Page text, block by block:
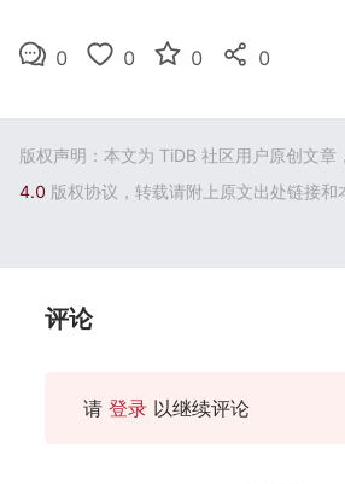
0 0 0 0
版权声明：本文为 TiDB 社区用户原创文章
4.0 版权协议，转载请附上原文出处链接和
评论
请 登录 以继续评论